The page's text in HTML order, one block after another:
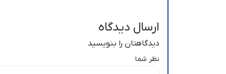
ارسال دیدگاه
دیدگاهتان را بنویسید
نظر شما